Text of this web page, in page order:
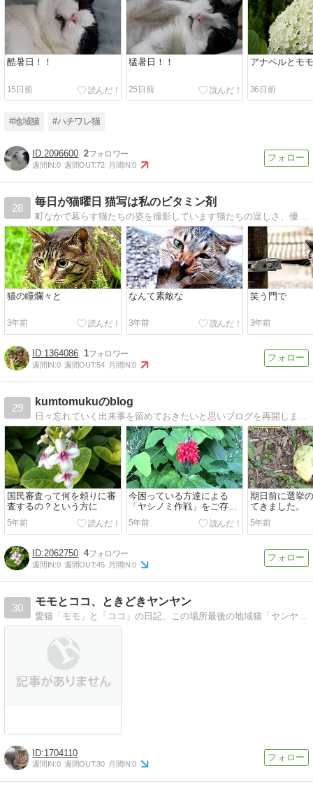
酷暑日！！
15日前
猛暑日！！
25日前
アナベルとモモ
36日前
#地域猫 #ハチワレ猫
2096600 2
週間IN:0 週間OUT:72 月間IN:0
28
毎日が猫曜日 猫写は私のビタミン剤
町なかで暮らす猫たちの姿を撮影しています猫たちの逞しさ、優しさが伝わればと思います。
猫の瞳爛々と
3年前
なんて素敵な
3年前
笑う門で
3年前
1364086 1
週間IN:0 週間OUT:54 月間IN:0
29
kumtomukuのblog
日々忘れていく出来事を留めておきたいと思いブログを再開しました。個人の備忘録としてだけではなくどなたかのお役に立てれば幸いです。以前ブログに少し書いたものは、2019年12月15日にサービスが終了していました。引っ越しできず。。
国民審査って何を頼りに審
査するの？という方に
5年前
今困っている方達による
「ヤシノミ作戦」をご存知
ですか？
5年前
期日前に選挙
てきました。
5年前
2062750 4
週間IN:0 週間OUT:45 月間IN:0
30
モモとココ、ときどきヤンヤン
1704110
週間IN:0 週間OUT:30 月間IN:0